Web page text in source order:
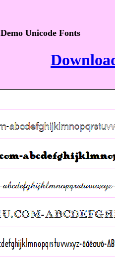
Demo Unicode Fonts